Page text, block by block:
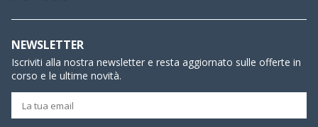
NEWSLETTER
Iscriviti alla nostra newsletter e resta aggiornato sulle offerte in
corso e le ultime novità.